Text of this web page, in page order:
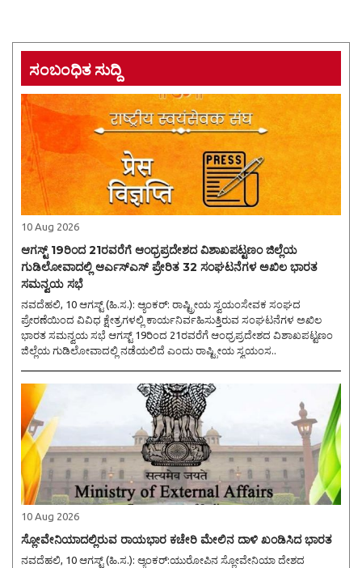
ಸಂಬಂಧಿತ ಸುದ್ದಿ
10 Aug 2026
ಆಗಸ್ಟ್ 19ರಿಂದ 21ರವರೆಗೆ ಆಂಧ್ರಪ್ರದೇಶದ ವಿಶಾಖಪಟ್ಟಣಂ ಜಿಲ್ಲೆಯ
ಗುಡಿಲೋವಾದಲ್ಲಿ ಆರ್ಎಸ್ಎಸ್ ಪ್ರೇರಿತ 32 ಸಂಘಟನೆಗಳ ಅಖಿಲ ಭಾರತ
ಸಮನ್ವಯ ಸಭೆ
ನವದೆಹಲಿ, 10 ಆಗಸ್ಟ್ (ಹಿ.ಸ.): ಆ್ಯಂಕರ್: ರಾಷ್ಟ್ರೀಯ ಸ್ವಯಂಸೇವಕ ಸಂಘದ
ಪ್ರೇರಣೆಯಿಂದ ವಿವಿಧ ಕ್ಷೇತ್ರಗಳಲ್ಲಿ ಕಾರ್ಯನಿರ್ವಹಿಸುತ್ತಿರುವ ಸಂಘಟನೆಗಳ ಅಖಿಲ
ಭಾರತ ಸಮನ್ವಯ ಸಭೆ ಆಗಸ್ಟ್ 19ರಿಂದ 21ರವರೆಗೆ ಆಂಧ್ರಪ್ರದೇಶದ ವಿಶಾಖಪಟ್ಟಣಂ
ಜಿಲ್ಲೆಯ ಗುಡಿಲೋವಾದಲ್ಲಿ ನಡೆಯಲಿದೆ ಎಂದು ರಾಷ್ಟ್ರೀಯ ಸ್ವಯಂಸ..
10 Aug 2026
ಸ್ಲೋವೇನಿಯಾದಲ್ಲಿರುವ ರಾಯಭಾರ ಕಚೇರಿ ಮೇಲಿನ ದಾಳಿ ಖಂಡಿಸಿದ ಭಾರತ
ನವದೆಹಲಿ, 10 ಆಗಸ್ಟ್ (ಹಿ.ಸ.): ಆ್ಯಂಕರ್:ಯುರೋಪಿನ ಸ್ಲೋವೇನಿಯಾ ದೇಶದ